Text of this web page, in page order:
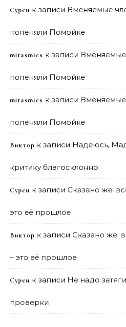
Сурен к записи Вменяемые
попеняли Помойке
mitasmies к записи
попеняли Помойке
mitasmies к записи
попеняли Помойке
Виктор к записи Надеюсь,
критику благосклонно
Сурен к записи Сказано же:
это её прошлое
Виктор к записи Сказано же:
– это её прошлое
Сурен к записи Не надо
проверки